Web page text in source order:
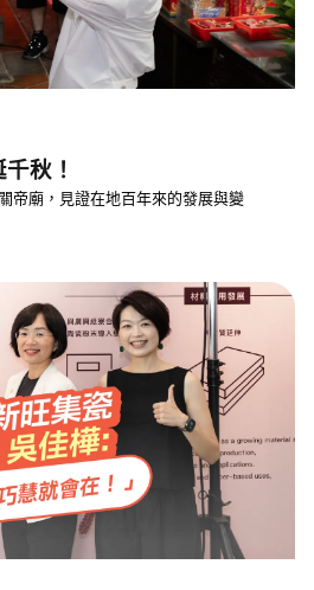
秋！
帝廟，見證在地百年來的發展與變